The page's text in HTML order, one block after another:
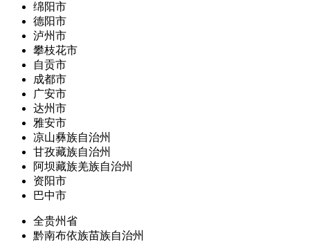
绵阳市
德阳市
泸州市
攀枝花市
自贡市
成都市
广安市
达州市
雅安市
凉山彝族自治州
甘孜藏族自治州
阿坝藏族羌族自治州
资阳市
巴中市
全贵州省
黔南布依族苗族自治州